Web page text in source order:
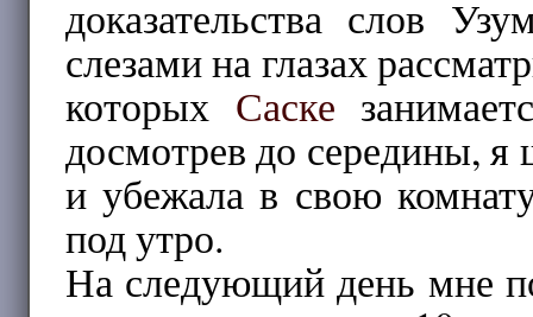
доказательства слов
слезами на глазах
которых Саске
досмотрев до середины,
и убежала в свою
под утро.
На следующий день мне